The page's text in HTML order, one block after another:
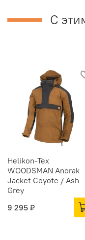
С
Helikon-Tex
WOODSMAN Anorak
Jacket Coyote / Ash
Grey
9 295 ₽